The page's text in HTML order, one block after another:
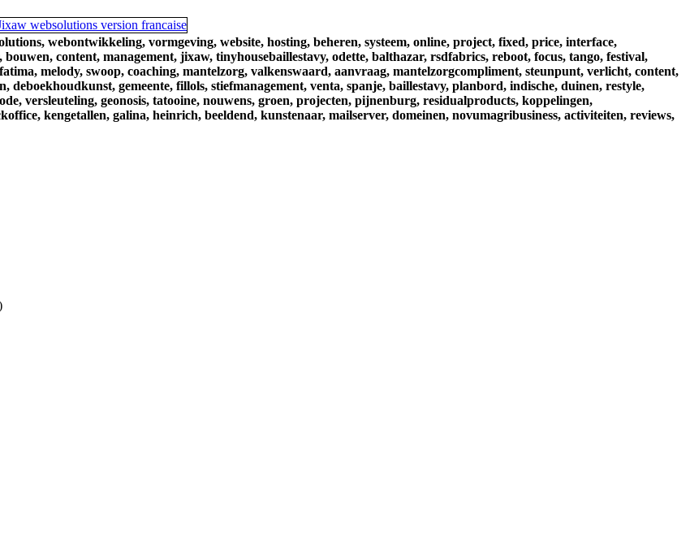
webontwikkeling, vormgeving, website, hosting, beheren, systeem, online, project, fixed, price, interface,
bouwen, content, management, jixaw, tinyhousebaillestavy, odette, balthazar, rsdfabrics, reboot, focus, tango, festival,
fatima, melody, swoop, coaching, mantelzorg, valkenswaard, aanvraag, mantelzorgcompliment, steunpunt, verlicht, content,
deboekhoudkunst, gemeente, fillols, stiefmanagement, venta, spanje, baillestavy, planbord, indische, duinen, restyle,
versleuteling, geonosis, tatooine, nouwens, groen, projecten, pijnenburg, residualproducts, koppelingen,
kengetallen, galina, heinrich, beeldend, kunstenaar, mailserver, domeinen, novumagribusiness, activiteiten, reviews,